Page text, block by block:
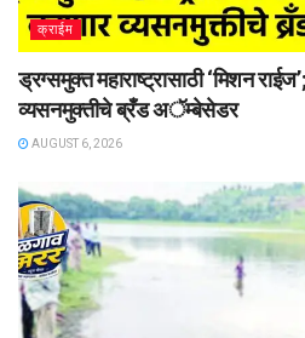
क्राईम
ड्रग्समुक्त महाराष्ट्रासाठी ‘मिशन
व्यसनमुक्तीचे ब्रँड अॅम्बेसेडर
AUGUST 6, 2026